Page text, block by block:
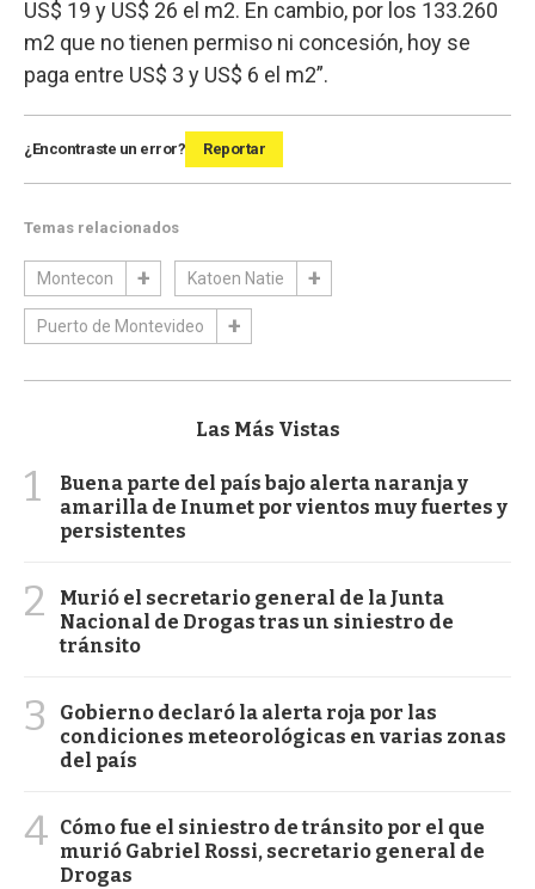
US$ 19 y US$ 26 el m2. En cambio, por los 133.260
m2 que no tienen permiso ni concesión, hoy se
paga entre US$ 3 y US$ 6 el m2”.
¿Encontraste un error? Reportar
Temas relacionados
Montecon Katoen Natie
Puerto de Montevideo
Las Más Vistas
1
Buena parte del país bajo alerta naranja y
amarilla de Inumet por vientos muy fuertes y
persistentes
2
Murió el secretario general de la Junta
Nacional de Drogas tras un siniestro de
tránsito
3
Gobierno declaró la alerta roja por las
condiciones meteorológicas en varias zonas
del país
4 Cómo fue el siniestro de tránsito por el que
murió Gabriel Rossi, secretario general de
Drogas